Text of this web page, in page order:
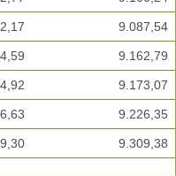
9.087,54
9.162,79
9.173,07
9.226,35
9.309,38